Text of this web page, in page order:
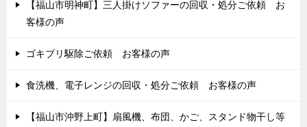
【福山市明神町】三人掛けソファーの回収・処分ご依頼 お
客様の声
ゴキブリ駆除ご依頼 お客様の声
食洗機、電子レンジの回収・処分ご依頼 お客様の声
【福山市沖野上町】扇風機、布団、かご、スタンド物干し等